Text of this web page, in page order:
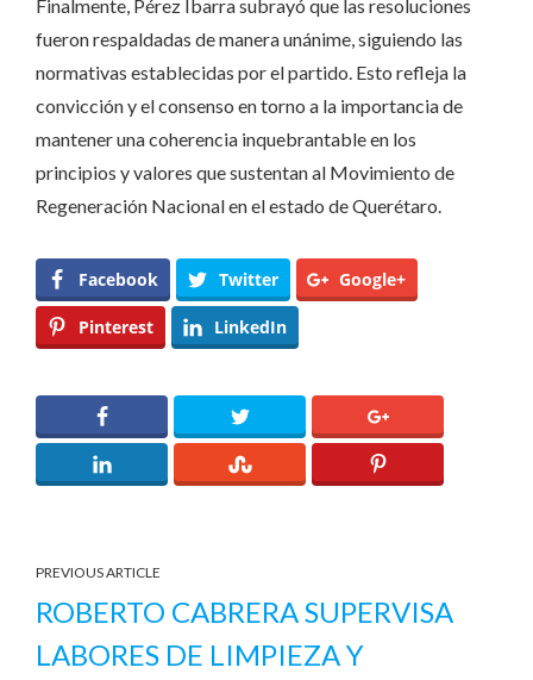
Finalmente, Pérez Ibarra subrayó que las resoluciones
fueron respaldadas de manera unánime, siguiendo las
normativas establecidas por el partido. Esto refleja la
convicción y el consenso en torno a la importancia de
mantener una coherencia inquebrantable en los
principios y valores que sustentan al Movimiento de
Regeneración Nacional en el estado de Querétaro.
Facebook Twitter Google+
Pinterest LinkedIn
PREVIOUS ARTICLE
ROBERTO CABRERA SUPERVISA
LABORES DE LIMPIEZA Y